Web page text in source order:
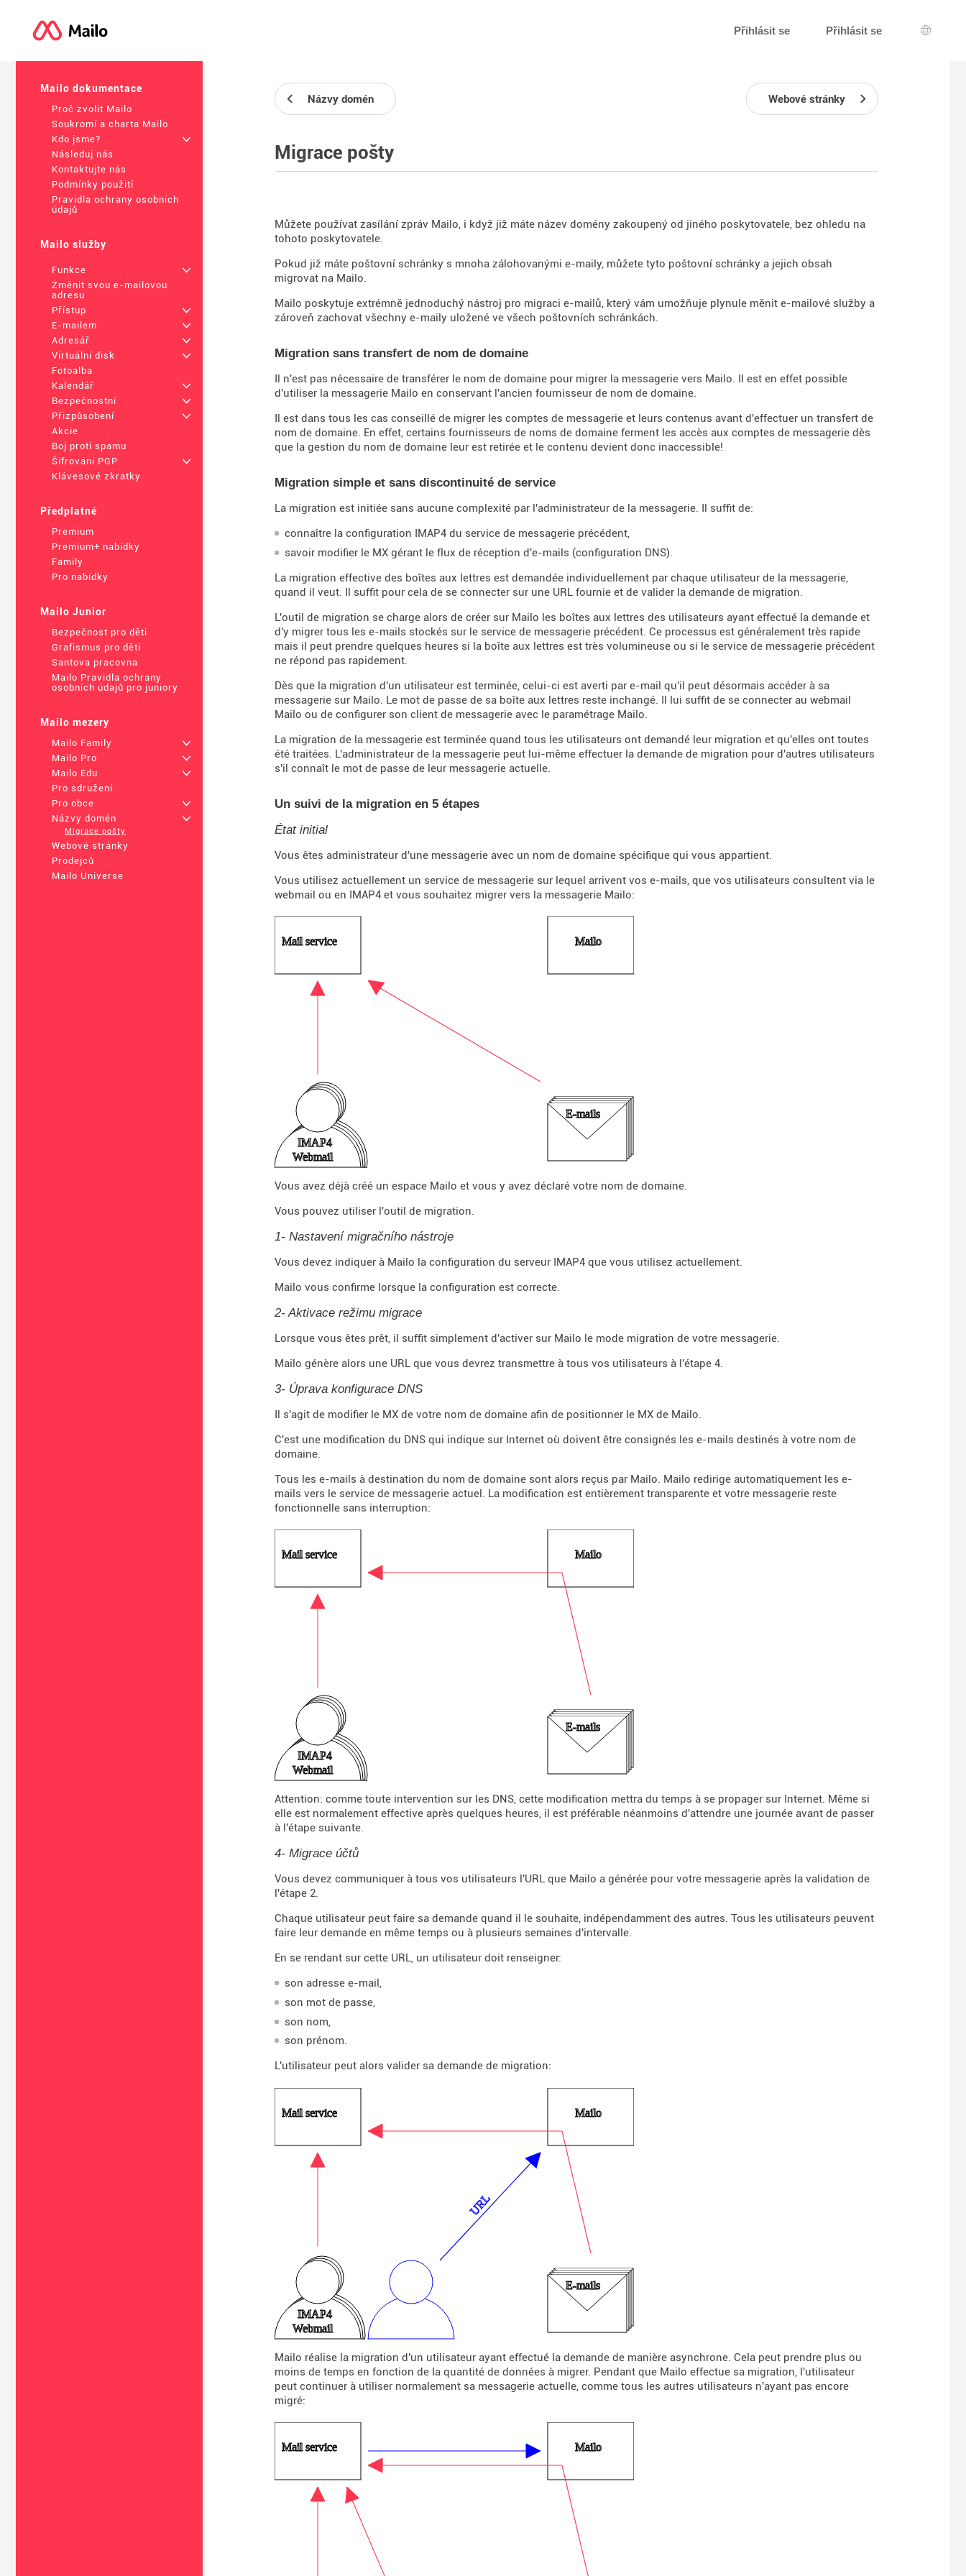
Přihlásit se Přihlásit se
Výběr
Mailo dokumentace
Proč zvolit Mailo
Soukromí a charta Mailo
Kdo jsme?
+
Následuj nás
Kontaktujte nás
Podmínky použití
Pravidla ochrany osobních
údajů
Mailo služby
Funkce
+
Změnit svou e-mailovou
adresu
Přístup
+
E-mailem
+
Adresář
+
Virtuální disk
+
Fotoalba
Kalendář
+
Bezpečnostní
+
Přizpůsobení
+
Akcie
Boj proti spamu
Šifrování PGP
+
Klávesové zkratky
Předplatné
Premium
Premium+ nabídky
Family
Pro nabídky
Mailo Junior
Bezpečnost pro děti
Grafismus pro děti
Santova pracovna
Mailo Pravidla ochrany
osobních údajů pro juniory
Mailo mezery
Mailo Family
+
Mailo Pro
+
Mailo Edu
+
Pro sdružení
Pro obce
+
Názvy domén
+
Migrace pošty
Webové stránky
Prodejců
Mailo Universe
Názvy domén Webové stránky
Migrace pošty
Můžete používat zasílání zpráv Mailo, i když již máte název domény zakoupený od jiného poskytovatele, bez ohledu na
tohoto poskytovatele.
Pokud již máte poštovní schránky s mnoha zálohovanými e-maily, můžete tyto poštovní schránky a jejich obsah
migrovat na Mailo.
Mailo poskytuje extrémně jednoduchý nástroj pro migraci e-mailů, který vám umožňuje plynule měnit e-mailové služby a
zároveň zachovat všechny e-maily uložené ve všech poštovních schránkách.
Migration sans transfert de nom de domaine
Il n'est pas nécessaire de transférer le nom de domaine pour migrer la messagerie vers Mailo. Il est en effet possible
d'utiliser la messagerie Mailo en conservant l'ancien fournisseur de nom de domaine.
Il est dans tous les cas conseillé de migrer les comptes de messagerie et leurs contenus avant d'effectuer un transfert de
nom de domaine. En effet, certains fournisseurs de noms de domaine ferment les accès aux comptes de messagerie dès
que la gestion du nom de domaine leur est retirée et le contenu devient donc inaccessible!
Migration simple et sans discontinuité de service
La migration est initiée sans aucune complexité par l'administrateur de la messagerie. Il suffit de:
connaître la configuration IMAP4 du service de messagerie précédent,
savoir modifier le MX gérant le flux de réception d'e-mails (configuration DNS).
La migration effective des boîtes aux lettres est demandée individuellement par chaque utilisateur de la messagerie,
quand il veut. Il suffit pour cela de se connecter sur une URL fournie et de valider la demande de migration.
L'outil de migration se charge alors de créer sur Mailo les boîtes aux lettres des utilisateurs ayant effectué la demande et
d'y migrer tous les e-mails stockés sur le service de messagerie précédent. Ce processus est généralement très rapide
mais il peut prendre quelques heures si la boîte aux lettres est très volumineuse ou si le service de messagerie précédent
ne répond pas rapidement.
Dès que la migration d'un utilisateur est terminée, celui-ci est averti par e-mail qu'il peut désormais accéder à sa
messagerie sur Mailo. Le mot de passe de sa boîte aux lettres reste inchangé. Il lui suffit de se connecter au webmail
Mailo ou de configurer son client de messagerie avec le paramétrage Mailo.
La migration de la messagerie est terminée quand tous les utilisateurs ont demandé leur migration et qu'elles ont toutes
été traitées. L'administrateur de la messagerie peut lui-même effectuer la demande de migration pour d'autres utilisateurs
s'il connaît le mot de passe de leur messagerie actuelle.
Un suivi de la migration en 5 étapes
État initial
Vous êtes administrateur d'une messagerie avec un nom de domaine spécifique qui vous appartient.
Vous utilisez actuellement un service de messagerie sur lequel arrivent vos e-mails, que vos utilisateurs consultent via le
webmail ou en IMAP4 et vous souhaitez migrer vers la messagerie Mailo:
Vous avez déjà créé un espace Mailo et vous y avez déclaré votre nom de domaine.
Vous pouvez utiliser l'outil de migration.
1- Nastavení migračního nástroje
Vous devez indiquer à Mailo la configuration du serveur IMAP4 que vous utilisez actuellement.
Mailo vous confirme lorsque la configuration est correcte.
2- Aktivace režimu migrace
Lorsque vous êtes prêt, il suffit simplement d'activer sur Mailo le mode migration de votre messagerie.
Mailo génère alors une URL que vous devrez transmettre à tous vos utilisateurs à l'étape 4.
3- Úprava konfigurace DNS
Il s'agit de modifier le MX de votre nom de domaine afin de positionner le MX de Mailo.
C'est une modification du DNS qui indique sur Internet où doivent être consignés les e-mails destinés à votre nom de
domaine.
Tous les e-mails à destination du nom de domaine sont alors reçus par Mailo. Mailo redirige automatiquement les e-
mails vers le service de messagerie actuel. La modification est entièrement transparente et votre messagerie reste
fonctionnelle sans interruption:
Attention: comme toute intervention sur les DNS, cette modification mettra du temps à se propager sur Internet. Même si
elle est normalement effective après quelques heures, il est préférable néanmoins d'attendre une journée avant de passer
à l'étape suivante.
4- Migrace účtů
Vous devez communiquer à tous vos utilisateurs l'URL que Mailo a générée pour votre messagerie après la validation de
l'étape 2.
Chaque utilisateur peut faire sa demande quand il le souhaite, indépendamment des autres. Tous les utilisateurs peuvent
faire leur demande en même temps ou à plusieurs semaines d'intervalle.
En se rendant sur cette URL, un utilisateur doit renseigner:
son adresse e-mail,
son mot de passe,
son nom,
son prénom.
L'utilisateur peut alors valider sa demande de migration:
Mailo réalise la migration d'un utilisateur ayant effectué la demande de manière asynchrone. Cela peut prendre plus ou
moins de temps en fonction de la quantité de données à migrer. Pendant que Mailo effectue sa migration, l'utilisateur
peut continuer à utiliser normalement sa messagerie actuelle, comme tous les autres utilisateurs n'ayant pas encore
migré: